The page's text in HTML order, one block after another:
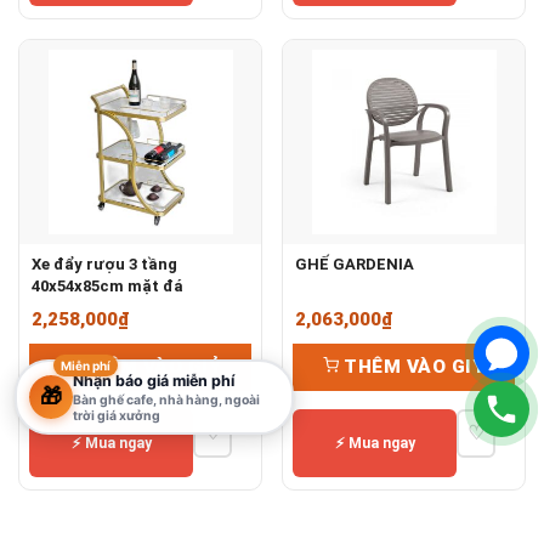
Xe đẩy rượu 3 tầng
40x54x85cm mặt đá
2,258,000₫
THÊM VÀO GIỶ
⚡ Mua ngay ♡
GHẾ GARDENIA
2,063,000₫
THÊM VÀO GIỶ
⚡ Mua ngay ♡
Miễn phí
🎁
Nhận báo giá miễn phí
Bàn ghế cafe, nhà hàng, ngoài
trời giá xưởng